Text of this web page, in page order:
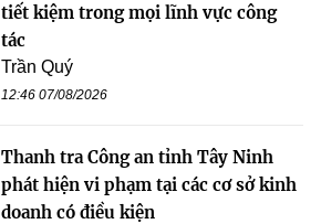
tiết kiệm trong mọi lĩnh vực công
tác
Trần Quý
12:46 07/08/2026
Thanh tra Công an tỉnh Tây Ninh
phát hiện vi phạm tại các cơ sở kinh
doanh có điều kiện